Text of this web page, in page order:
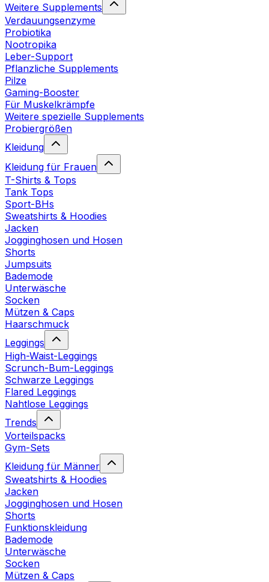
Weitere Supplements
Verdauungsenzyme
Probiotika
Nootropika
Leber-Support
Pflanzliche Supplements
Pilze
Gaming-Booster
Für Muskelkrämpfe
Weitere spezielle Supplements
Probiergrößen
Kleidung
Kleidung für Frauen
T-Shirts & Tops
Tank Tops
Sport-BHs
Sweatshirts & Hoodies
Jacken
Jogginghosen und Hosen
Shorts
Jumpsuits
Bademode
Unterwäsche
Socken
Mützen & Caps
Haarschmuck
Leggings
High-Waist-Leggings
Scrunch-Bum-Leggings
Schwarze Leggings
Flared Leggings
Nahtlose Leggings
Trends
Vorteilspacks
Gym-Sets
Kleidung für Männer
Sweatshirts & Hoodies
Jacken
Jogginghosen und Hosen
Shorts
Funktionskleidung
Bademode
Unterwäsche
Socken
Mützen & Caps